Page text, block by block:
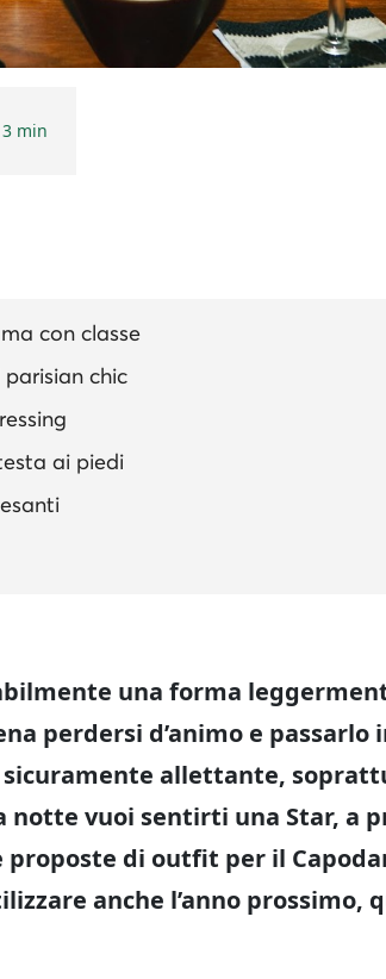
3 min
con classe
chic
ai piedi
una forma
perdersi d’animo e passarlo
sicuramente allettante,
notte vuoi sentirti una Star, a
di outfit per il
anche l’anno prossimo,